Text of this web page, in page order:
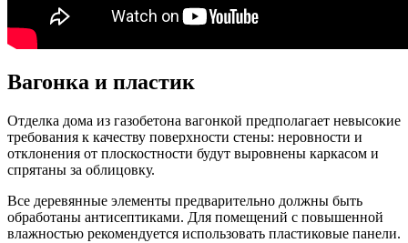
Вагонка и пластик
Отделка дома из газобетона вагонкой предполагает невысокие
требования к качеству поверхности стены: неровности и
отклонения от плоскостности будут выровнены каркасом и
спрятаны за облицовку.
Все деревянные элементы предварительно должны быть
обработаны антисептиками. Для помещений с повышенной
влажностью рекомендуется использовать пластиковые панели.